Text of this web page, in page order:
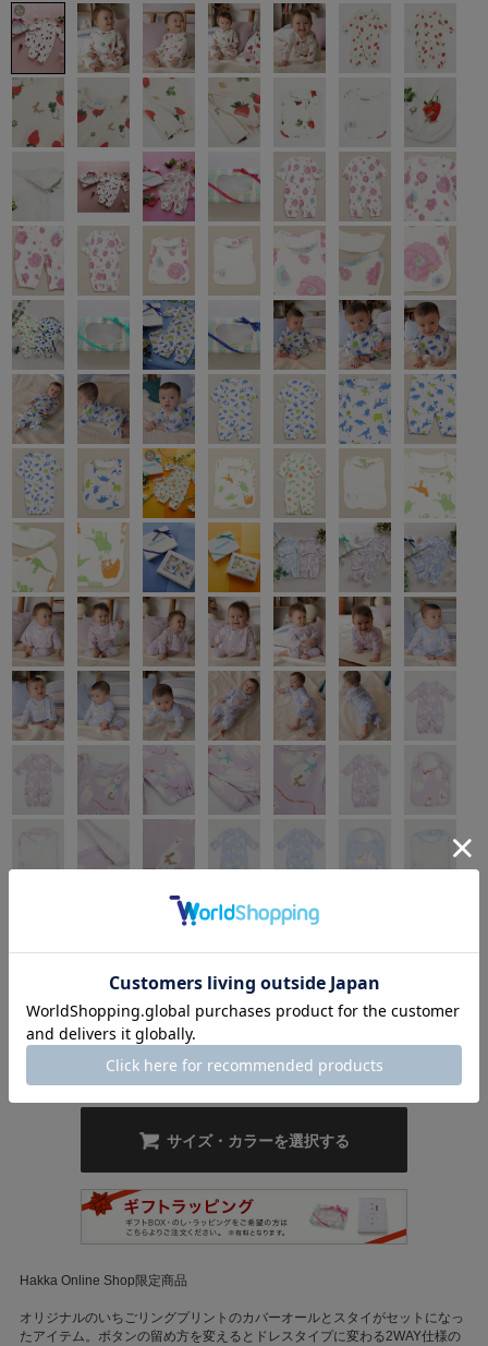
販サイト
プリムラ
アルパカ
アルパカ
サックス
恐竜ブル
恐竜グリ
69ポイント還元
サイズ・カラーを選択する
Hakka Online Shop限定商品
オリジナルのいちごリングプリントのカバーオールとスタイがセットになっ
たアイテム。ボタンの留め方を変えるとドレスタイプに変わる2WAY仕様の